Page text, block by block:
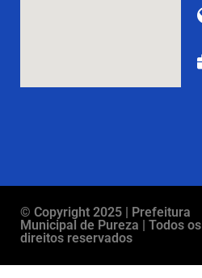
© Copyright 2025 | Prefeitura
Municipal de Pureza | Todos os
direitos reservados